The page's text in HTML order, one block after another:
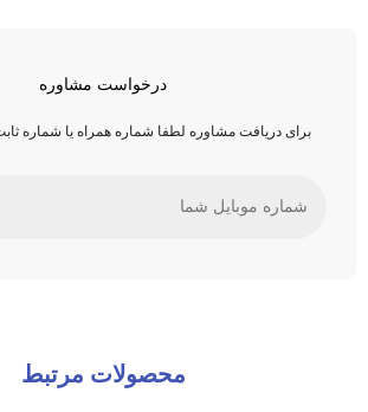
درخواست مشاوره
برای دریافت مشاوره لطفا شماره همراه یا شماره
محصولات مرتبط